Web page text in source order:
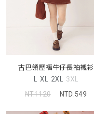
古巴領壓褶牛仔長袖襯衫
L XL 2XL 3XL
NT.1120
NTD.549